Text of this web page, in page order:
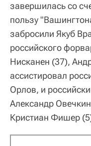
завершилась со
пользу
забросили Якуб
российского
Нисканен (37),
ассистировал
Орлов, и
Александр
Кристиан Фишер